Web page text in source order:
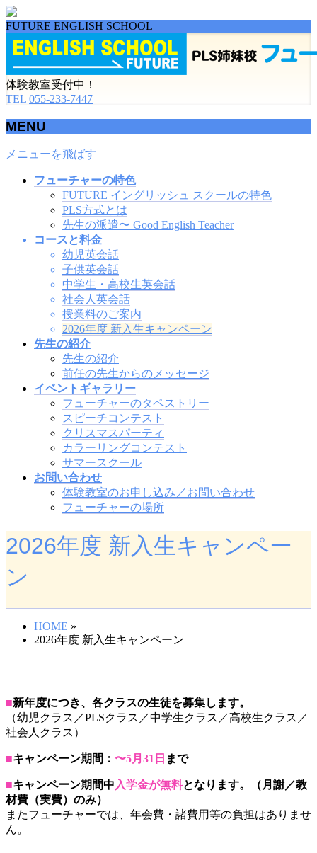
FUTURE ENGLISH SCHOOL
体験教室受付中！
TEL 055-233-7447
MENU
メニューを飛ばす
フューチャーの特色
FUTURE イングリッシュ スクールの特色
PLS方式とは
先生の派遣〜 Good English Teacher
コースと料金
幼児英会話
子供英会話
中学生・高校生英会話
社会人英会話
授業料のご案内
2026年度 新入生キャンペーン
先生の紹介
先生の紹介
前任の先生からのメッセージ
イベントギャラリー
フューチャーのタペストリー
スピーチコンテスト
クリスマスパーティ
カラーリングコンテスト
サマースクール
お問い合わせ
体験教室のお申し込み／お問い合わせ
フューチャーの場所
2026年度 新入生キャンペー
ン
HOME »
2026年度 新入生キャンペーン
■新年度につき、各クラスの生徒を募集します。
（幼児クラス／PLSクラス／中学生クラス／高校生クラス／
社会人クラス）
■キャンペーン期間： 〜5月31日 まで
■キャンペーン期間中 入学金が無料となります。（月謝／教
材費（実費）のみ）
またフューチャーでは、年会費・諸費用等の負担はありませ
ん。